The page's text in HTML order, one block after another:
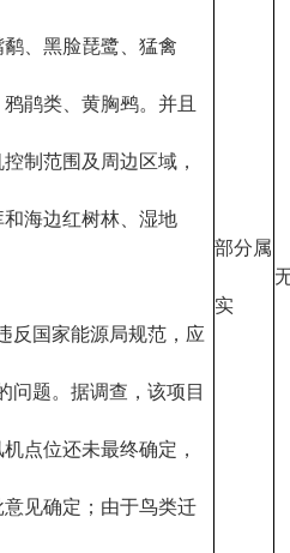
、黑脸琵鹭、猛禽
鹃类、黄胸鹀。并且
制范围及周边区域，
海边红树林、湿地
反国家能源局规范，应
问题。据调查，该项目
点位还未最终确定，
见确定；由于鸟类迁
部分属
实